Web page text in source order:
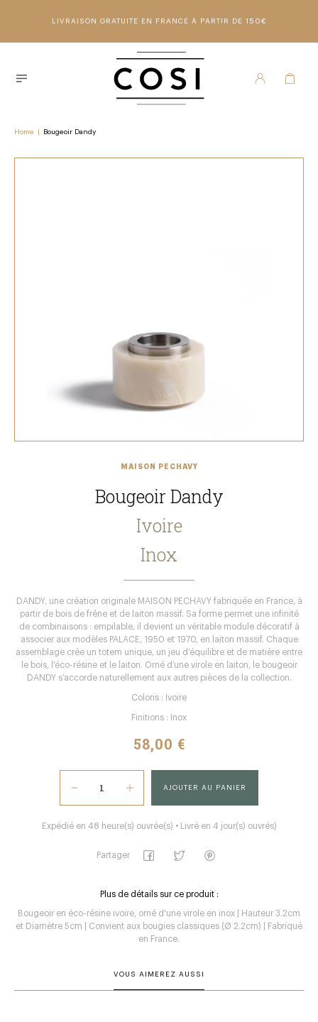
LIVRAISON GRATUITE EN FRANCE À PARTIR DE 150€
Home Bougeoir Dandy
MAISON PECHAVY
Bougeoir Dandy
Ivoire
Inox
DANDY, une création originale MAISON PECHAVY fabriquée en France, à
partir de bois de frêne et de laiton massif. Sa forme permet une infinité
de combinaisons : empilable, il devient un véritable module décoratif à
associer aux modèles PALACE, 1950 et 1970, en laiton massif. Chaque
assemblage crée un totem unique, un jeu d’équilibre et de matière entre
le bois, l'éco-résine et le laiton. Orné d’une virole en laiton, le bougeoir
DANDY s’accorde naturellement aux autres pièces de la collection.
Coloris : Ivoire
Finitions : Inox
58,00 €
AJOUTER AU PANIER
Expédié en 48 heure(s) ouvrée(s) • Livré en 4 jour(s) ouvrés)
Partager
Plus de détails sur ce produit :
Bougeoir en éco-résine ivoire, orné d'une virole en inox | Hauteur 3.2cm
et Diamètre 5cm | Convient aux bougies classiques (Ø 2.2cm) | Fabriqué
en France.
VOUS AIMEREZ AUSSI